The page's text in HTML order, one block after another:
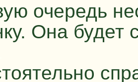
очередь
Она будет